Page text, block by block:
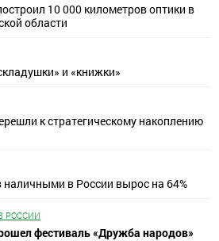
10 000 километров оптики в
области
и «книжки»
к стратегическому накоплению
в России вырос на 64%
РОССИИ
фестиваль «Дружба народов»